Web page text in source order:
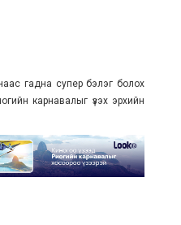
гадна супер бэлэг болох
карнавалыг үзэх эрхийн